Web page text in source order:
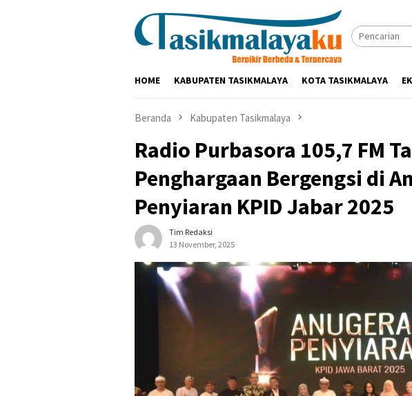
HOME KABUPATEN TASIKMALAYA KOTA TASIKMALAYA
Beranda Kabupaten Tasikmalaya
Radio Purbasora 105,7 FM
Penghargaan Bergengsi di
Penyiaran KPID Jabar 2025
Tim Redaksi
13 November, 2025